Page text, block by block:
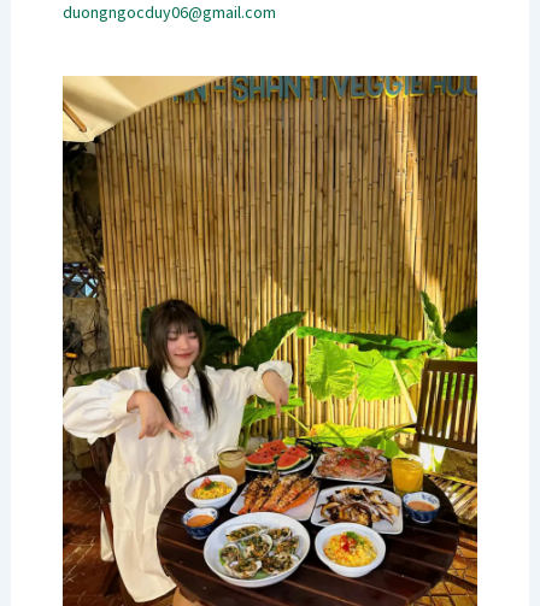
duongngocduy06@gmail.com